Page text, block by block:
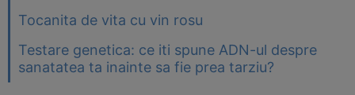
Tocanita de vita cu vin rosu
Testare genetica: ce iti spune ADN-ul despre
sanatatea ta inainte sa fie prea tarziu?